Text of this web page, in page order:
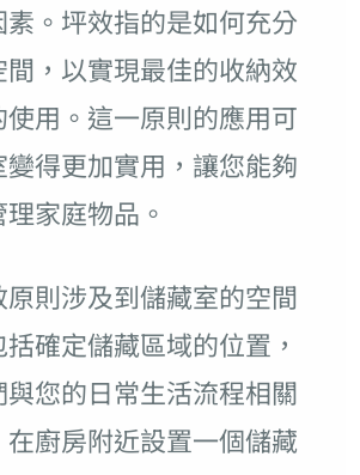
。坪效指的是如何充分
，以實現最佳的收納效
用。這一原則的應用可
得更加實用，讓您能夠
家庭物品。
則涉及到儲藏室的空間
確定儲藏區域的位置，
您的日常生活流程相關
廚房附近設置一個儲藏